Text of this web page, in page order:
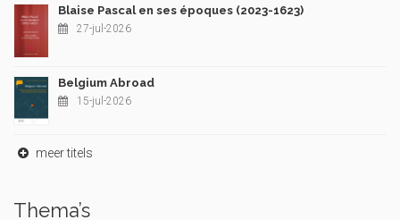
Blaise Pascal en ses époques (2023-1623)
27-jul-2026
Belgium Abroad
15-jul-2026
meer titels
Thema’s